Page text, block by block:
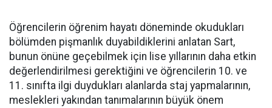
Öğrencilerin öğrenim hayatı döneminde okudukları
bölümden pişmanlık duyabildiklerini anlatan Sart,
bunun önüne geçebilmek için lise yıllarının daha etkin
değerlendirilmesi gerektiğini ve öğrencilerin 10. ve
11. sınıfta ilgi duydukları alanlarda staj yapmalarının,
meslekleri yakından tanımalarının büyük önem